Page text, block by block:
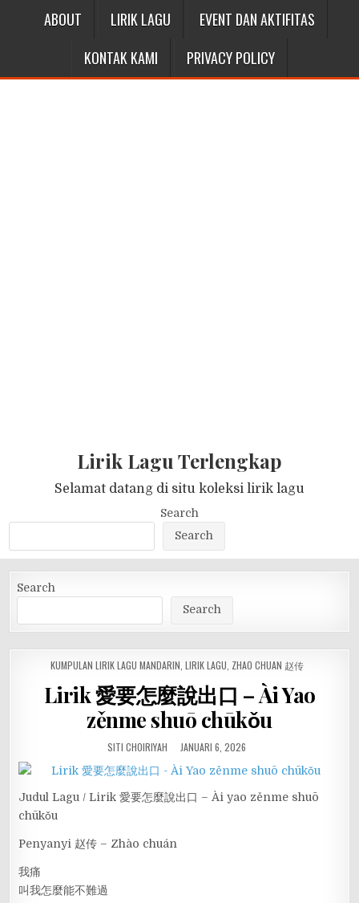
ABOUT LIRIK LAGU
EVENT DAN AKTIFITAS
KONTAK KAMI
PRIVACY POLICY
Lirik Lagu Terlengkap
Selamat datang di situ koleksi lirik lagu
Search
Search
Search
Search
POSTED
KUMPULAN LIRIK LAGU MANDARIN LIRIK LAGU ZHAO CHUAN 赵传
Lirik 愛要怎麼說出口 – Ài Yao
zěnme shuō chūkǒu
SITI CHOIRIYAH JANUARI 6, 2026
Judul Lagu / Lirik 愛要怎麼說出口 – Ài yao zěnme shuō
chūkǒu
Penyanyi 赵传 – Zhào chuán
我痛
叫我怎麼能不難過